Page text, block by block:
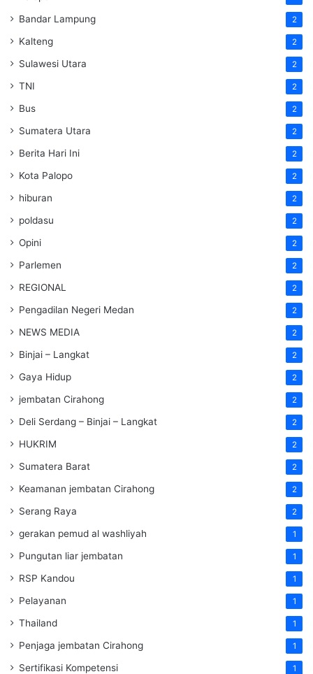
Bandar Lampung 2
Kalteng 2
Sulawesi Utara 2
TNI 2
Bus 2
Sumatera Utara 2
Berita Hari Ini 2
Kota Palopo 2
hiburan 2
poldasu 2
Opini 2
Parlemen 2
REGIONAL 2
Pengadilan Negeri Medan 2
NEWS MEDIA 2
Binjai – Langkat 2
Gaya Hidup 2
jembatan Cirahong 2
Deli Serdang – Binjai – Langkat 2
HUKRIM 2
Sumatera Barat 2
Keamanan jembatan Cirahong 2
Serang Raya 2
gerakan pemud al washliyah 1
Pungutan liar jembatan 1
RSP Kandou 1
Pelayanan 1
Thailand 1
Penjaga jembatan Cirahong 1
Sertifikasi Kompetensi 1